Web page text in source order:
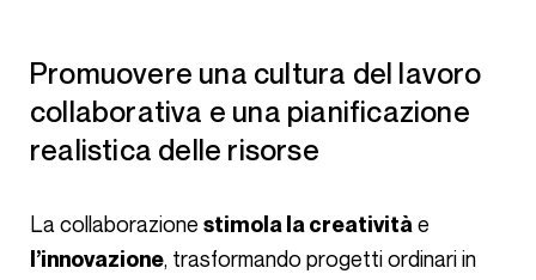
Promuovere una cultura del lavoro
collaborativa e una pianificazione
realistica delle risorse
La collaborazione stimola la creatività e
l’innovazione, trasformando progetti ordinari in